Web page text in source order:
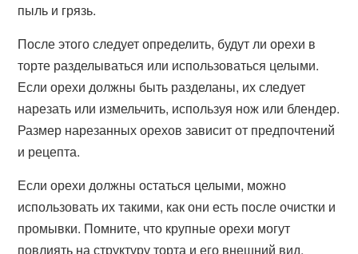
пыль и грязь.
После этого следует определить, будут ли орехи в
торте разделываться или использоваться целыми.
Если орехи должны быть разделаны, их следует
нарезать или измельчить, используя нож или блендер.
Размер нарезанных орехов зависит от предпочтений
и рецепта.
Если орехи должны остаться целыми, можно
использовать их такими, как они есть после очистки и
промывки. Помните, что крупные орехи могут
повлиять на структуру торта и его внешний вид,